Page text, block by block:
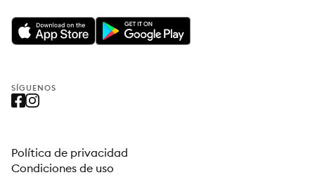
SÍGUENOS
Política de privacidad
Condiciones de uso